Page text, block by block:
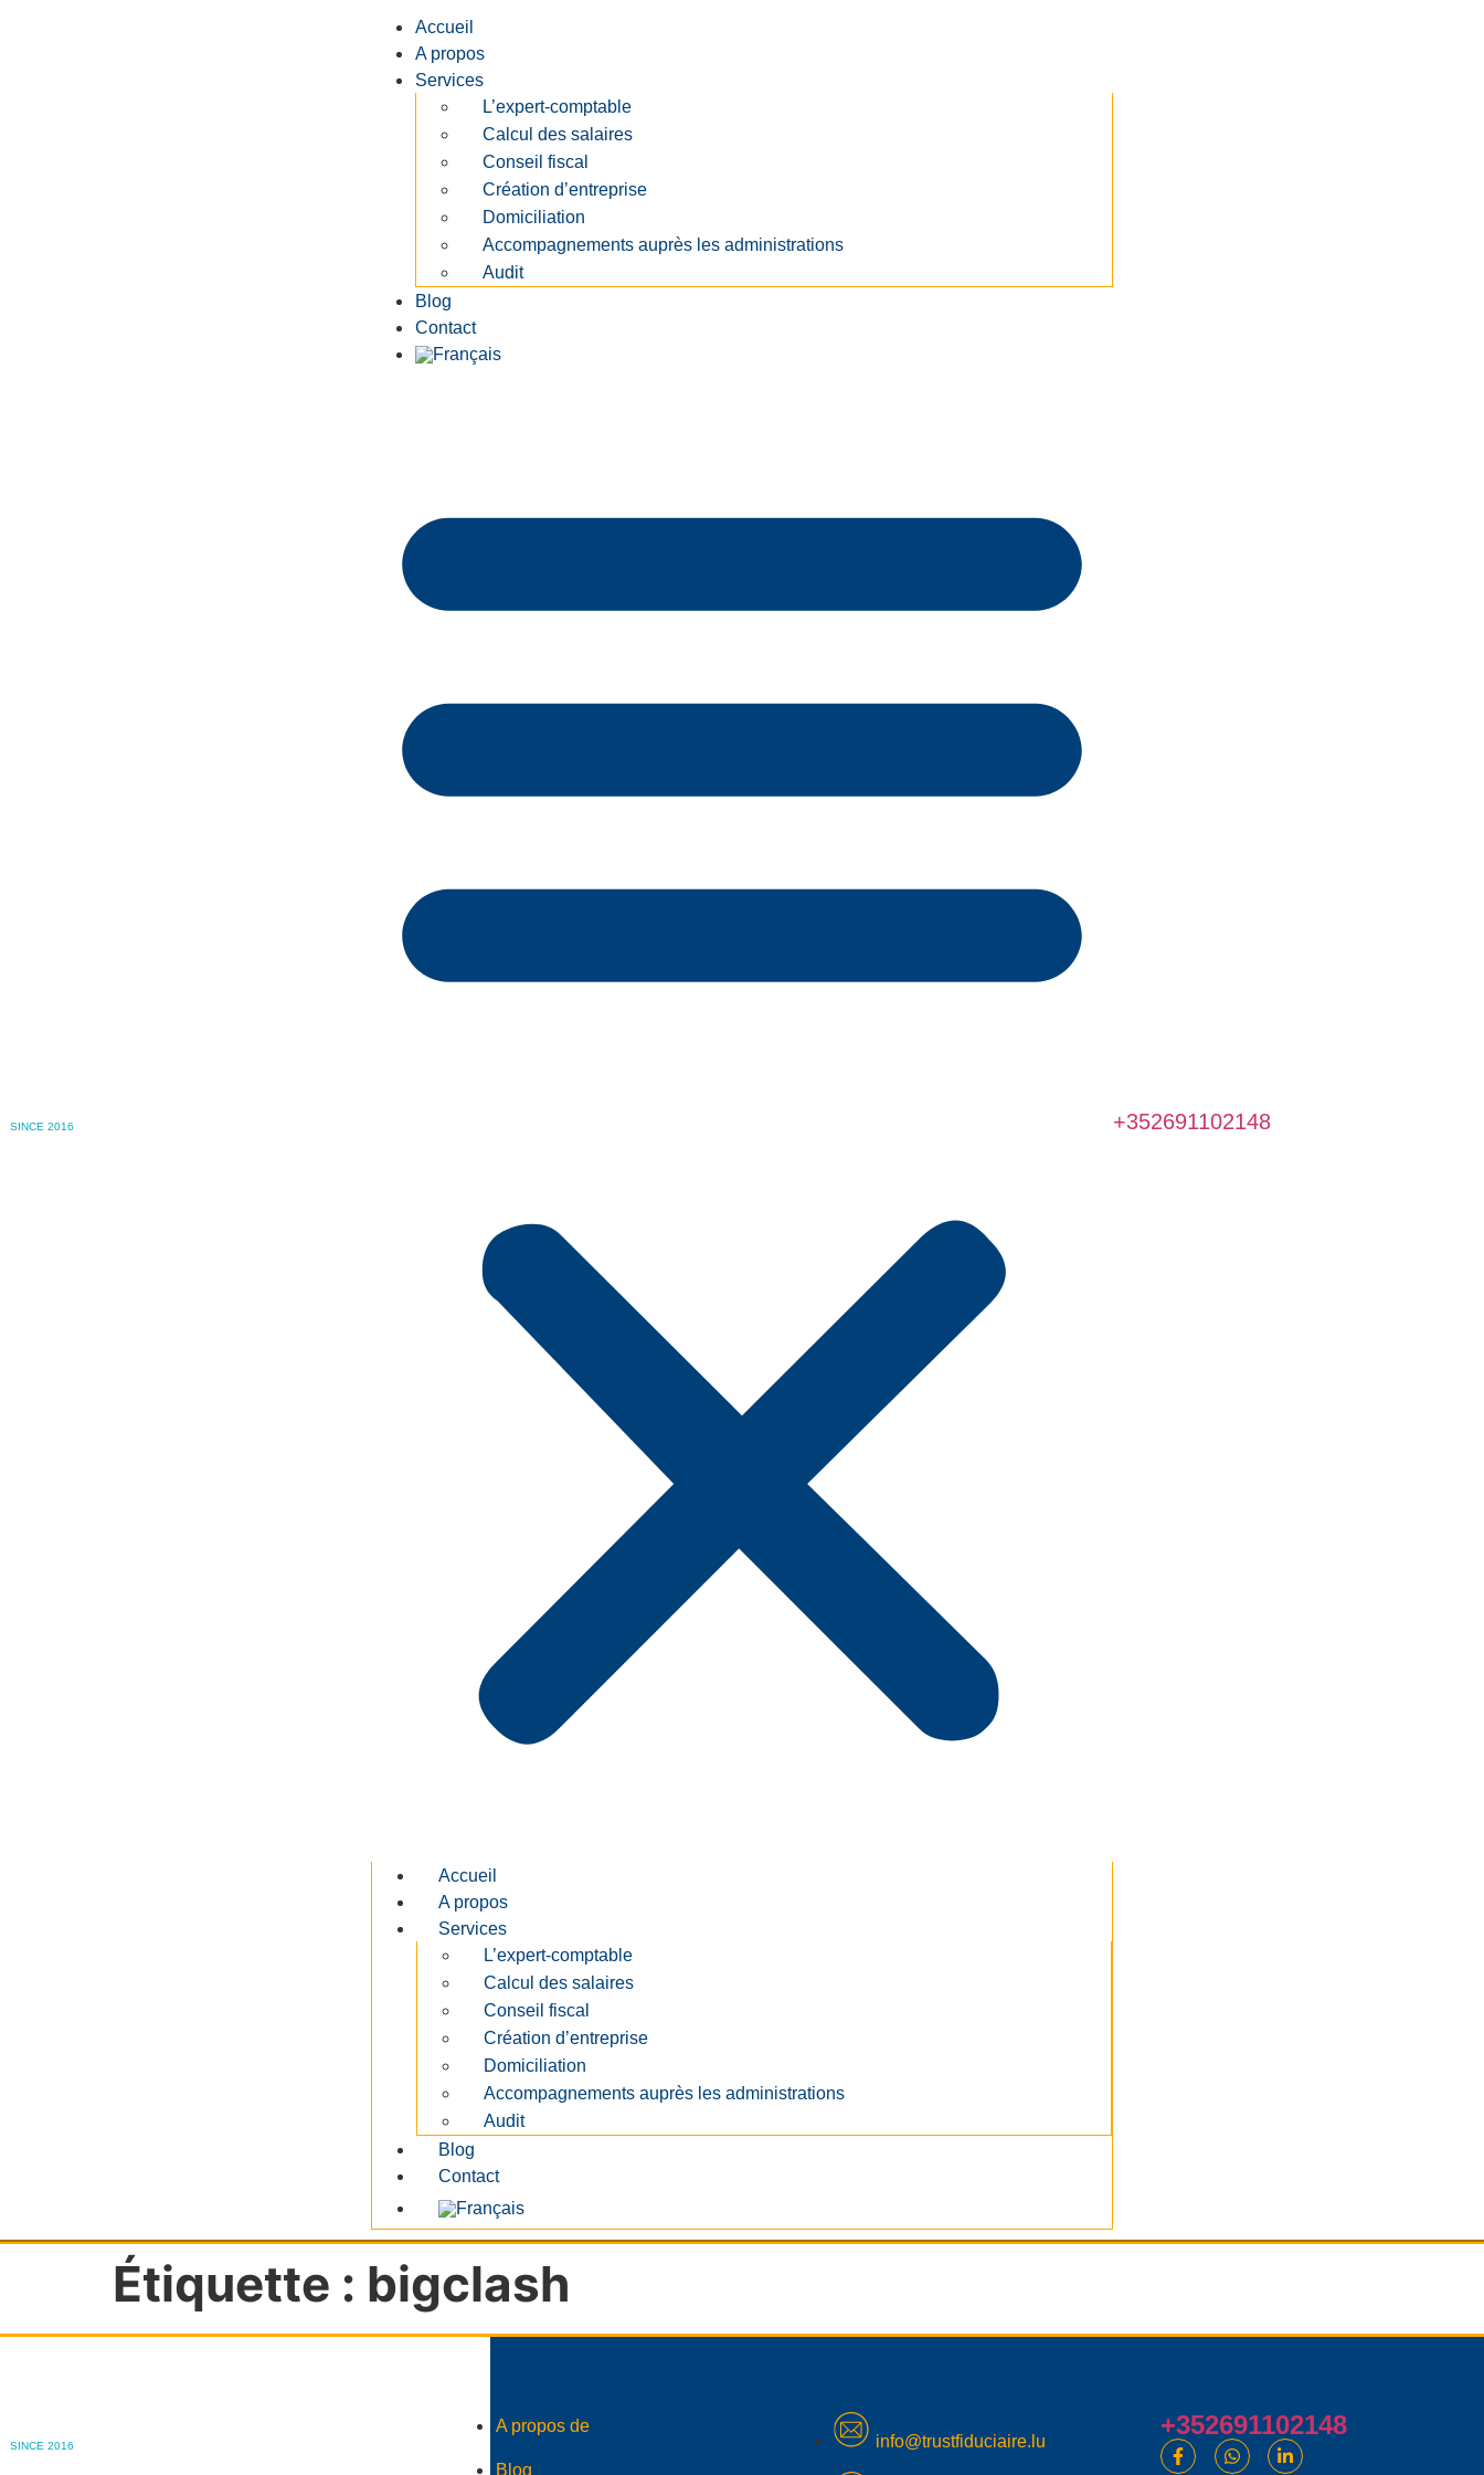
SINCE 2016
Accueil
A propos
Services
L’expert-comptable
Calcul des salaires
Conseil fiscal
Création d’entreprise
Domiciliation
Accompagnements auprès les administrations
Audit
Blog
Contact
Accueil
A propos
Services
L’expert-comptable
Calcul des salaires
Conseil fiscal
Création d’entreprise
Domiciliation
Accompagnements auprès les administrations
Audit
Blog
Contact
+352691102148
Étiquette : bigclash
SINCE 2016
A propos de
Blog
info@trustfiduciaire.lu
+352691102148